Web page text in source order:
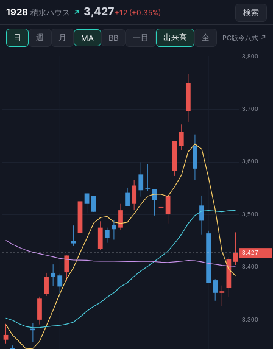
1928 積水ハウス ↗ 3,427+12 (+0.35%) 検索
日 週 月 MA BB 一目 出来高 全 PC版令八式 ↗